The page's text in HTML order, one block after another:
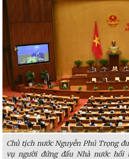
Chủ tịch nước Nguyễn Phú Trọng
vụ người đứng đầu Nhà nước hồi